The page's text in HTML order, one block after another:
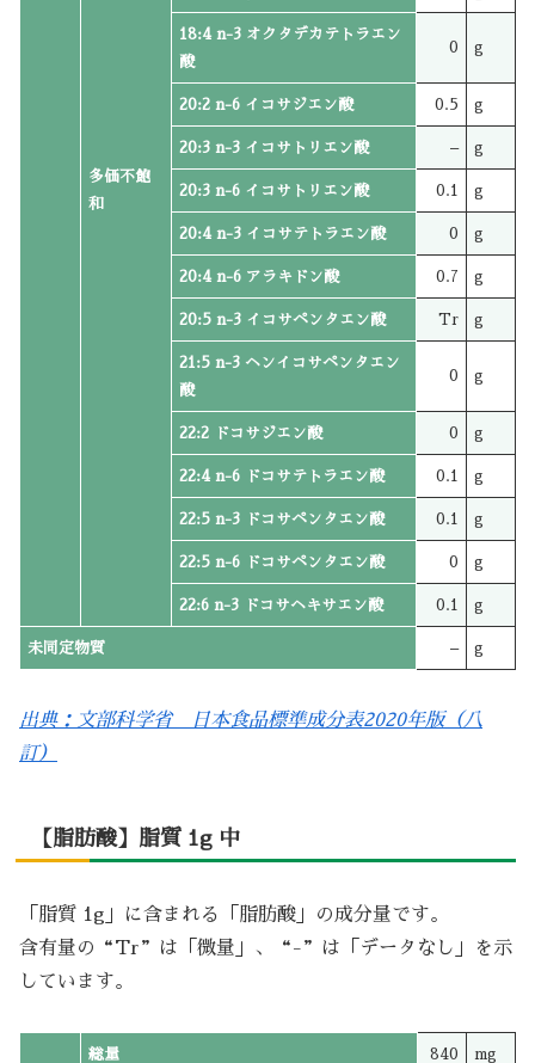
多価不飽
和
18:4 n-3 オクタデカテトラエン
酸
0 g
20:2 n-6 イコサジエン酸 0.5 g
20:3 n-3 イコサトリエン酸 – g
20:3 n-6 イコサトリエン酸 0.1 g
20:4 n-3 イコサテトラエン酸 0 g
20:4 n-6 アラキドン酸 0.7 g
20:5 n-3 イコサペンタエン酸 Tr g
21:5 n-3 ヘンイコサペンタエン
酸
0 g
22:2 ドコサジエン酸 0 g
22:4 n-6 ドコサテトラエン酸 0.1 g
22:5 n-3 ドコサペンタエン酸 0.1 g
22:5 n-6 ドコサペンタエン酸 0 g
22:6 n-3 ドコサヘキサエン酸 0.1 g
未同定物質 – g
出典：文部科学省 日本食品標準成分表2020年版（八
訂）
【脂肪酸】脂質 1g 中
「脂質 1g」に含まれる「脂肪酸」の成分量です。
含有量の“Tr”は「微量」、“-”は「データなし」を示
しています。
総量 840 mg